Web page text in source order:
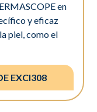
en
y eficaz
piel, como el
EXCI308